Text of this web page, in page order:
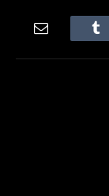
Tumblr